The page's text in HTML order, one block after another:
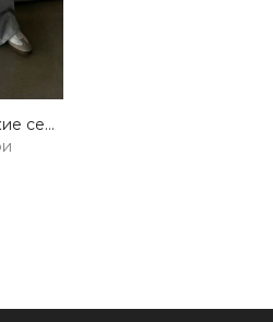
4547-gray Брюки женские серый GIRL